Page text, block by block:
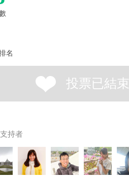
名
投票已結束
持者